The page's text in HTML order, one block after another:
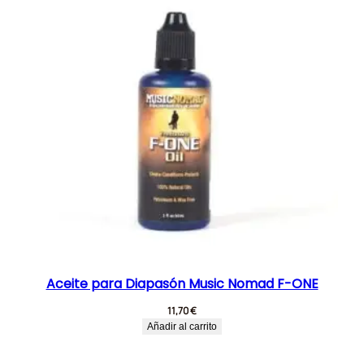
Aceite para Diapasón Music Nomad F-ONE
11,70€
Añadir al carrito